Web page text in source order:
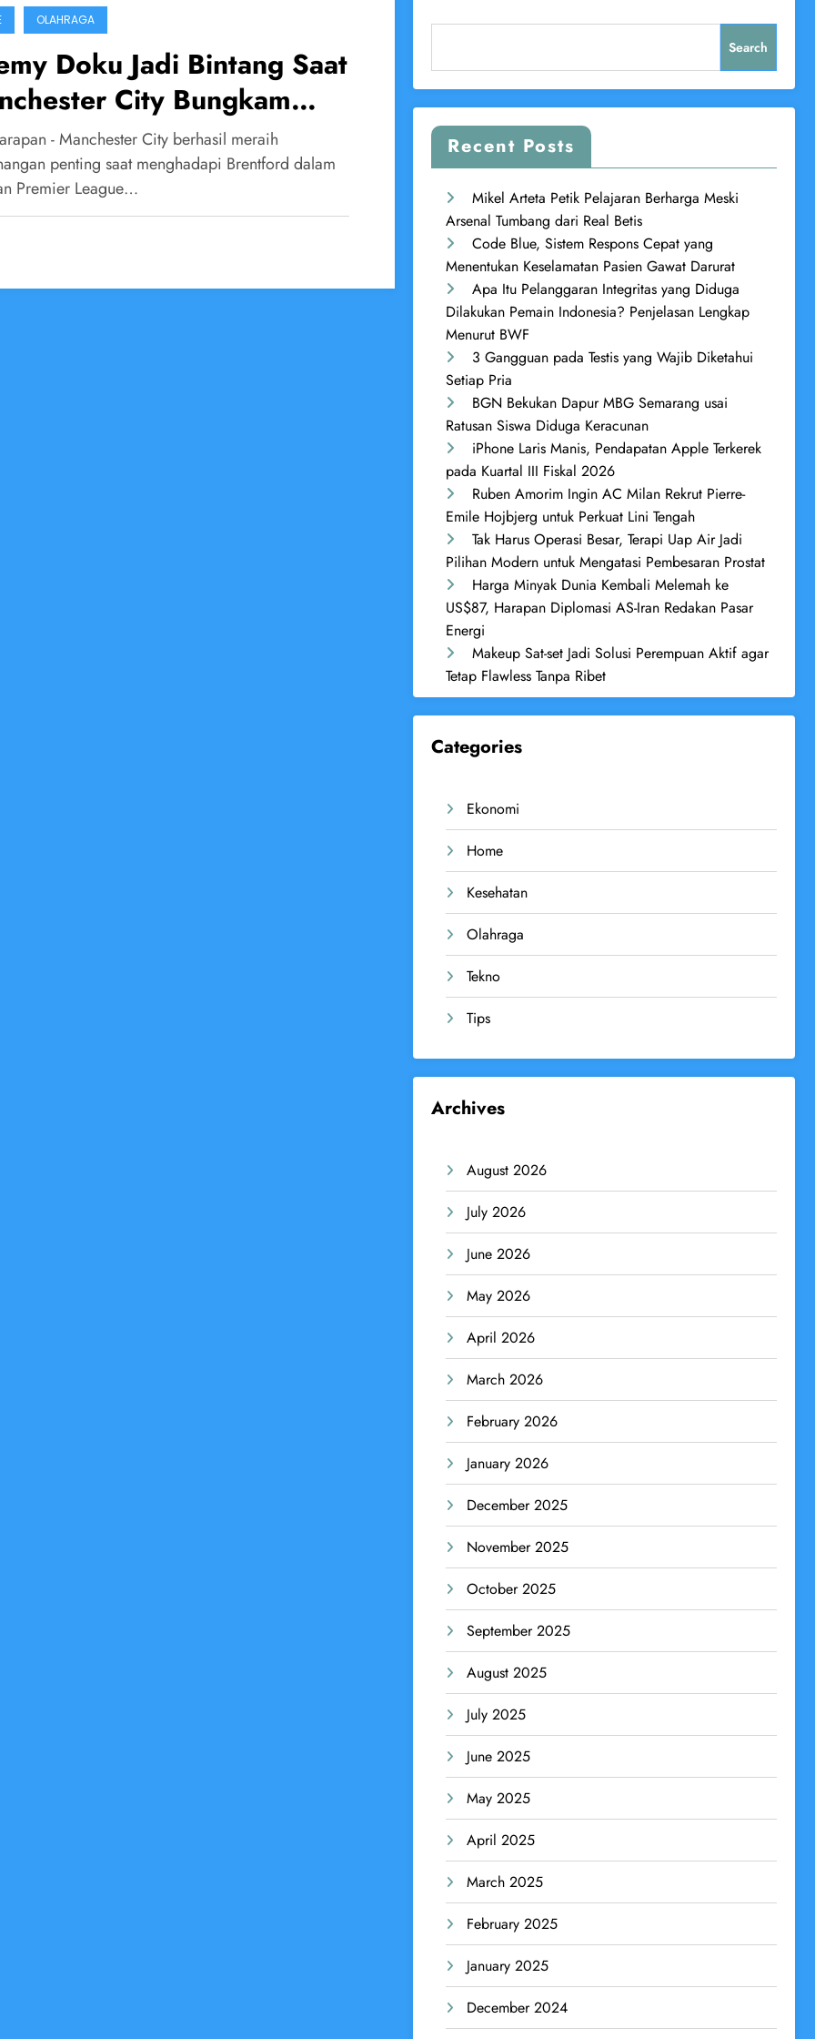
OLAHRAGA
Doku Jadi Bintang Saat
City Bungkam
- Manchester City berhasil meraih
penting saat menghadapi Brentford dalam
Premier League…
Search
Recent Posts
Mikel Arteta Petik Pelajaran Berharga Meski
Arsenal Tumbang dari Real Betis
Code Blue, Sistem Respons Cepat yang
Menentukan Keselamatan Pasien Gawat Darurat
Apa Itu Pelanggaran Integritas yang Diduga
Dilakukan Pemain Indonesia? Penjelasan Lengkap
Menurut BWF
3 Gangguan pada Testis yang Wajib Diketahui
Setiap Pria
BGN Bekukan Dapur MBG Semarang usai
Ratusan Siswa Diduga Keracunan
iPhone Laris Manis, Pendapatan Apple Terkerek
pada Kuartal III Fiskal 2026
Ruben Amorim Ingin AC Milan Rekrut Pierre-
Emile Hojbjerg untuk Perkuat Lini Tengah
Tak Harus Operasi Besar, Terapi Uap Air Jadi
Pilihan Modern untuk Mengatasi Pembesaran Prostat
Harga Minyak Dunia Kembali Melemah ke
US$87, Harapan Diplomasi AS-Iran Redakan Pasar
Energi
Makeup Sat-set Jadi Solusi Perempuan Aktif agar
Tetap Flawless Tanpa Ribet
Categories
Ekonomi
Home
Kesehatan
Olahraga
Tekno
Tips
Archives
August 2026
July 2026
June 2026
May 2026
April 2026
March 2026
February 2026
January 2026
December 2025
November 2025
October 2025
September 2025
August 2025
July 2025
June 2025
May 2025
April 2025
March 2025
February 2025
January 2025
December 2024